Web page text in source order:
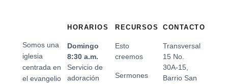
Somos una
iglesia
centrada en
el evangelio
HORARIOS
Domingo
8:30 a.m.
Servicio de
adoración
RECURSOS
Esto
creemos
Sermones
CONTACTO
Transversal
15 No.
30A-15,
Barrio San